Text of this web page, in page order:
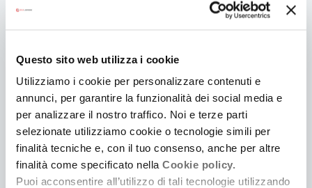
Questo sito web utilizza i cookie
Utilizziamo i cookie per personalizzare contenuti e
annunci, per garantire la funzionalità dei social media e
per analizzare il nostro traffico. Noi e terze parti
selezionate utilizziamo cookie o tecnologie simili per
finalità tecniche e, con il tuo consenso, anche per altre
finalità come specificato nella Cookie policy.
Puoi acconsentire all’utilizzo di tali tecnologie utilizzando